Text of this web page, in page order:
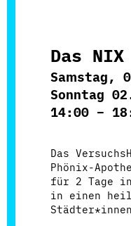
Das NIX
Samstag,
Sonntag
14:00 –
Das
Phönix-
für 2 Tage
in einen